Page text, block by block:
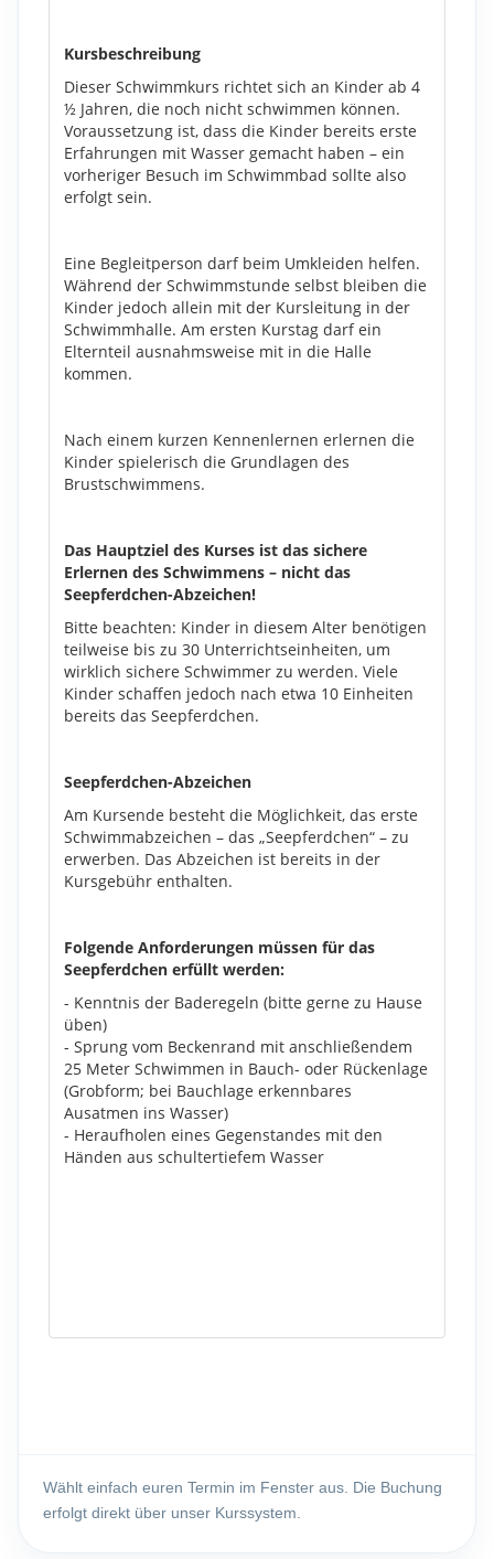
Wählt einfach euren Termin im Fenster aus. Die Buchung
erfolgt direkt über unser Kurssystem.